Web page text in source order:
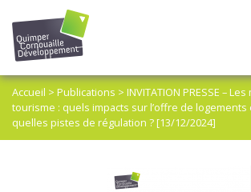
Accueil > Publications > INVITATION PRESSE –
tourisme : quels impacts sur l’offre de
quelles pistes de régulation ? [13/12/2024]